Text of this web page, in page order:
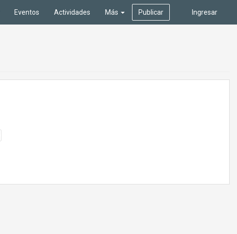
Ingresar
Eventos Actividades Más Publicar